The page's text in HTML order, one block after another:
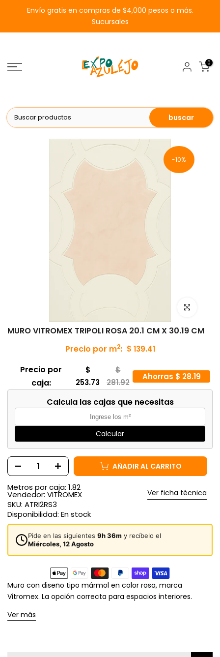
contenido
Envío gratis en compras de $4,000 pesos o más.
Sucursales
0
buscar
-10%
Haz clic
MURO VITROMEX TRIPOLI ROSA 20.1 CM X 30.19 CM
Precio por m2: $ 139.41
Precio por
caja:
$
253.73
$
281.92
Ahorras $ 28.19
Calcula las cajas que necesitas
Calcular
Ver ficha técnica
Metros por caja: 1.82
Vendedor: VITROMEX
SKU: ATRI2RS3
Disponibilidad: En stock
Pide en las siguientes 9h 36m y recíbelo el
Miércoles, 12 Agosto
Muro con diseño tipo mármol en color rosa, marca
Vitromex. La opción correcta para espacios interiores.
Ver más